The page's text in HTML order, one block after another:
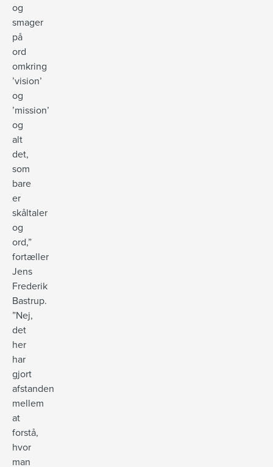
og
smager
på
ord
omkring
’vision’
og
’mission’
og
alt
det,
som
bare
er
skåltaler
og
ord,”
fortæller
Jens
Frederik
Bastrup.
”Nej,
det
her
har
gjort
afstanden
mellem
at
forstå,
hvor
man